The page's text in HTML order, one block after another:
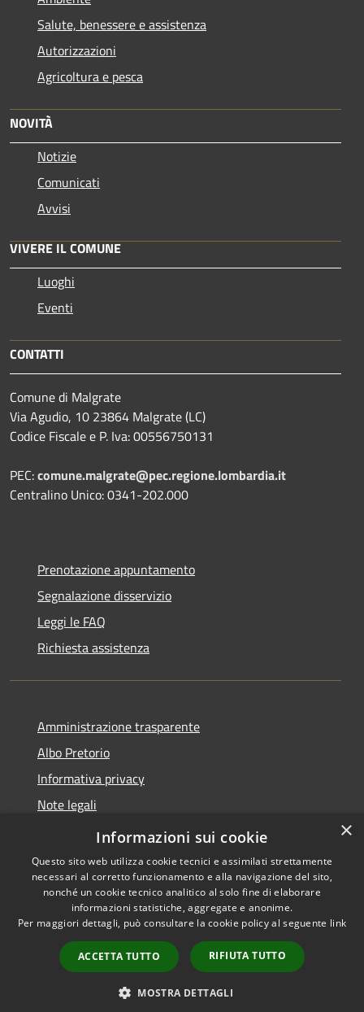
Salute, benessere e assistenza
Autorizzazioni
Agricoltura e pesca
NOVITÀ
Notizie
Comunicati
Avvisi
VIVERE IL COMUNE
Luoghi
Eventi
CONTATTI
Comune di Malgrate
Via Agudio, 10 23864 Malgrate (LC)
Codice Fiscale e P. Iva: 00556750131
PEC:comune.malgrate@pec.regione.lombardia.it
Centralino Unico: 0341-202.000
Prenotazione appuntamento
Segnalazione disservizio
Leggi le FAQ
Richiesta assistenza
Amministrazione trasparente
Albo Pretorio
Informativa privacy
Note legali
Dichiarazione di accessibilità
Accessibilità
Copyright © 2026 • Comune di
Malgrate • Powered by
Municipium•
Accesso
redazione
×
Informazioni sui cookie
Questo sito web utilizza cookie tecnici e assimilati strettamente
necessari al corretto funzionamento e alla navigazione del sito,
nonché un cookie tecnico analitico al solo fine di elaborare
informazioni statistiche, aggregate e anonime.
Per maggiori dettagli, può consultare la cookie policy al seguente link
ACCETTA TUTTO RIFIUTA TUTTO
MOSTRA DETTAGLI